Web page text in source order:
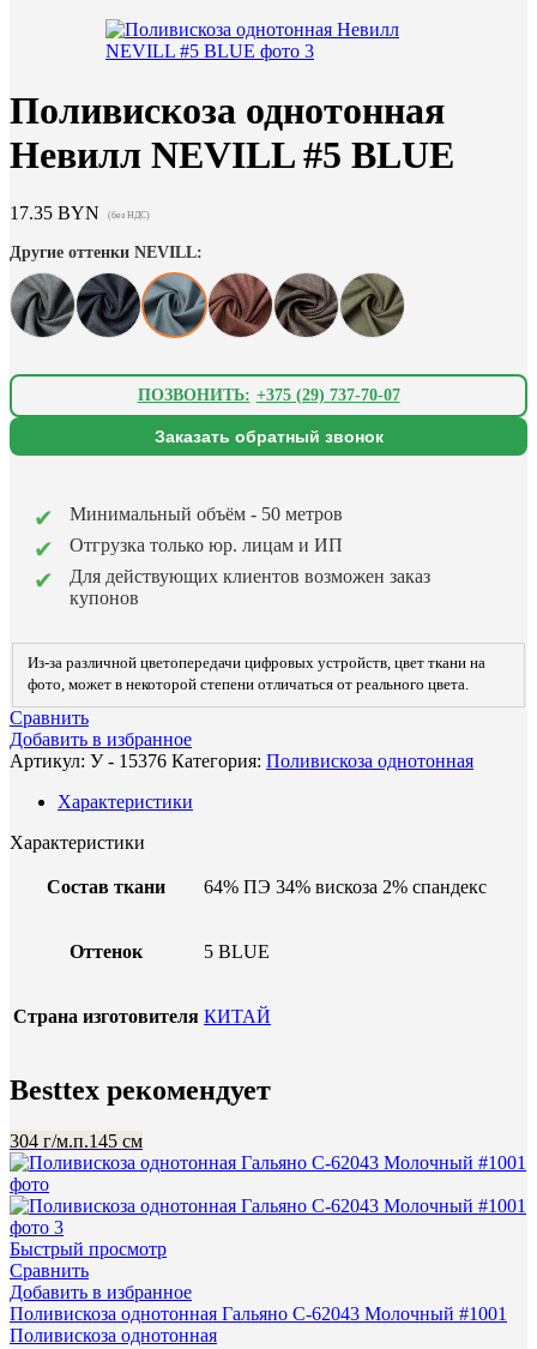
Поливискоза однотонная
Невилл NEVILL #5 BLUE
17.35 BYN (без НДС)
Другие оттенки NEVILL:
ПОЗВОНИТЬ: +375 (29) 737-70-07
Заказать обратный звонок
Минимальный объём - 50 метров
Отгрузка только юр. лицам и ИП
Для действующих клиентов возможен заказ
купонов
Из-за различной цветопередачи цифровых устройств, цвет ткани на
фото, может в некоторой степени отличаться от реального цвета.
Сравнить
Добавить в избранное
Артикул: У - 15376 Категория: Поливискоза однотонная
Характеристики
Характеристики
Состав ткани 64% ПЭ 34% вискоза 2% спандекс
Оттенок 5 BLUE
Страна изготовителя КИТАЙ
Besttex рекомендует
304 г/м.п.145 см
Быстрый просмотр
Сравнить
Добавить в избранное
Поливискоза однотонная Гальяно C-62043 Молочный #1001
Поливискоза однотонная